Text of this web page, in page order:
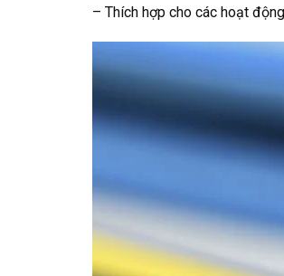
– Thích hợp cho các hoạt